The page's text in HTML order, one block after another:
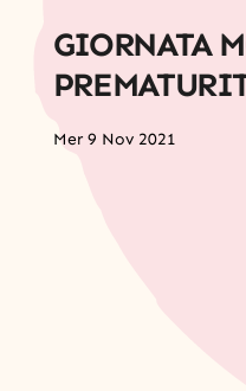
GIORNATA
Mer 9 Nov 2021